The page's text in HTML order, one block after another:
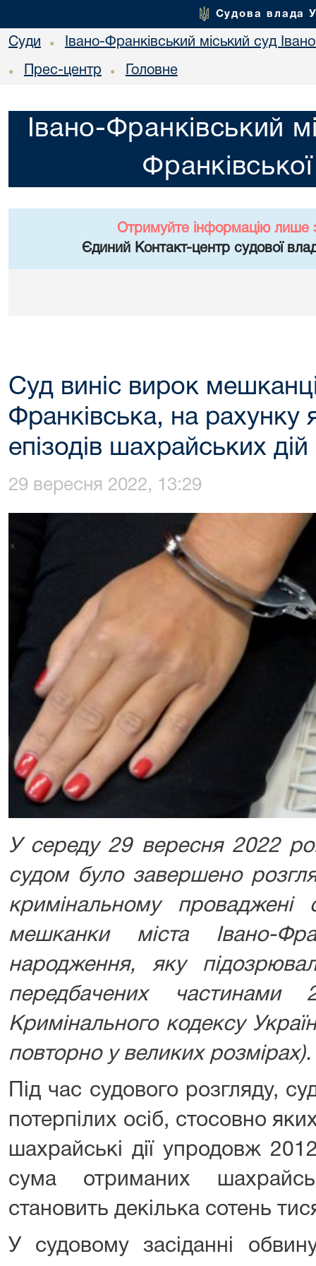
Судова влада
Суди • Івано-Франківський міський суд
• Прес-центр • Головне
Івано-Франківський
Отримуйте інформацію лише
Єдиний Контакт-центр судової
Суд виніс вирок
Франківська, на рахунку
епізодів шахрайських дій
29 вересня 2022, 13:29
У середу 29 вересня 2022
судом було завершено
кримінальному проваджені
мешканки міста Івано-
народження, яку
передбачених
Кримінального кодексу
повторно у великих розмірах).
Під час судового розгляду,
потерпілих осіб, стосовно
шахрайські дії упродовж
сума отриманих
становить декілька сотень
У судовому засіданні